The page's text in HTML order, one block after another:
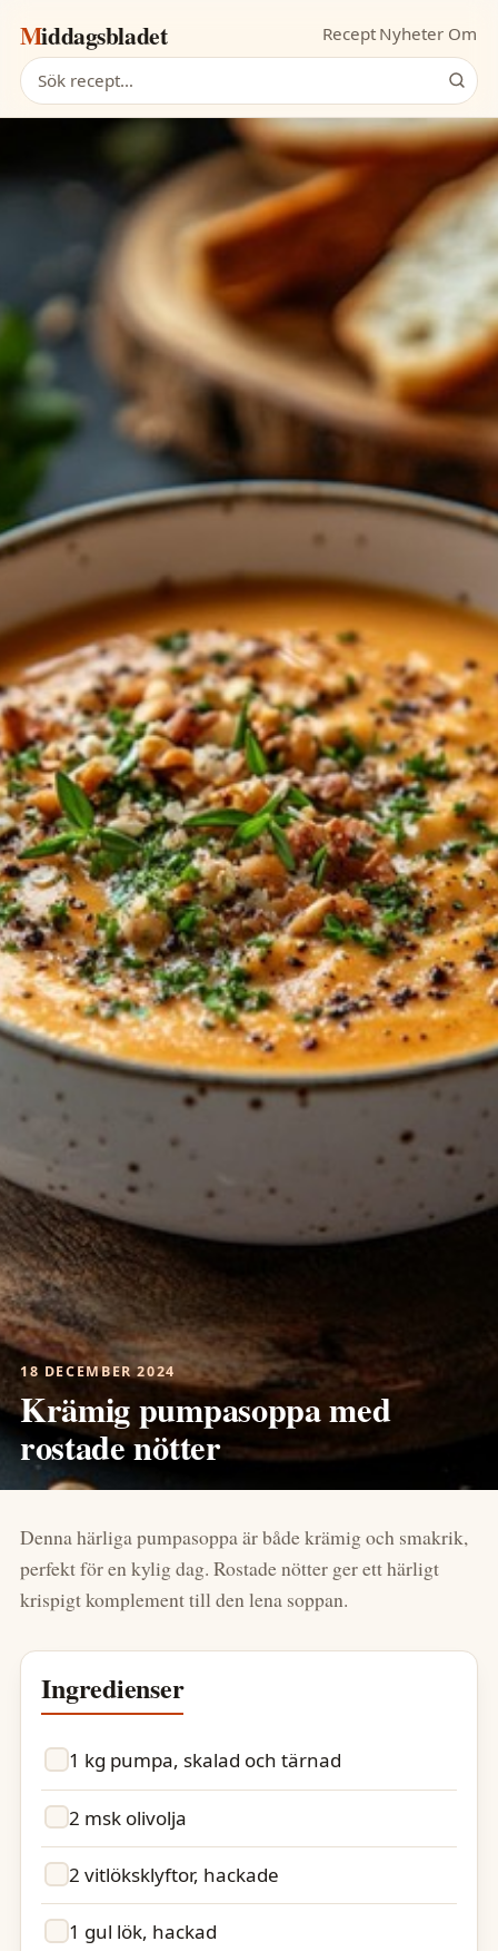
Middagsbladet Recept Nyheter Om
Sök recept
18 DECEMBER 2024
Krämig pumpasoppa med
rostade nötter
Denna härliga pumpasoppa är både krämig och smakrik,
perfekt för en kylig dag. Rostade nötter ger ett härligt
krispigt komplement till den lena soppan.
Ingredienser
1 kg pumpa, skalad och tärnad
2 msk olivolja
2 vitlöksklyftor, hackade
1 gul lök, hackad